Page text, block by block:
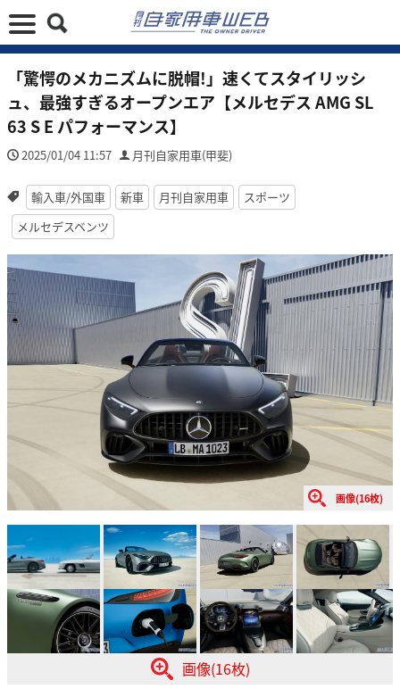
「驚愕のメカニズムに脱帽!」速くてスタイリッシ
ュ、最強すぎるオープンエア【メルセデス AMG SL
63 S E パフォーマンス】
2025/01/04 11:57 月刊自家用車(甲斐)
輸入車/外国車 新車 月刊自家用車
スポーツ
メルセデスベンツ
画像(16枚)
画像(16枚)